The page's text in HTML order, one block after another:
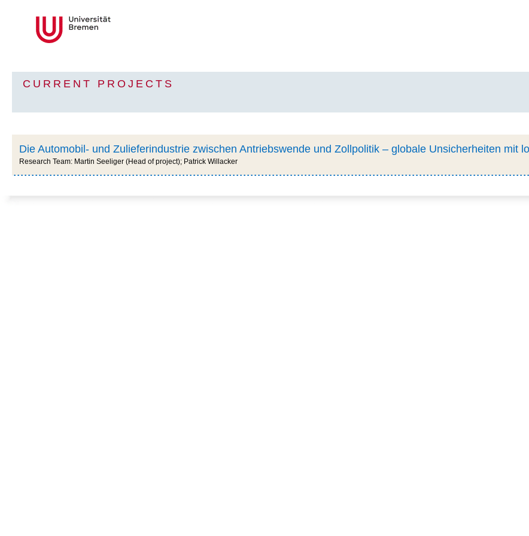
CURRENT PROJECTS
Die Automobil- und Zulieferindustrie zwischen Antriebswende und Zollpolitik – globale Unsicherheiten mit
Research Team: Martin Seeliger (Head of project); Patrick Willacker